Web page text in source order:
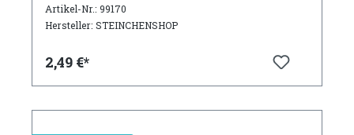
Artikel-Nr.: 99170
Hersteller: STEINCHENSHOP
2,49 €*